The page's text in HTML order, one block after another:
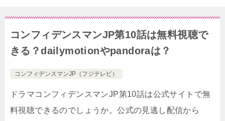
コンフィデンスマンJP第10話は無料視聴で
きる？dailymotionやpandoraは？
コンフィデンスマンJP（フジテレビ）
ドラマコンフィデンスマンJP第10話は公式サイトで無
料視聴できるのでしょうか。公式の見逃し配信から